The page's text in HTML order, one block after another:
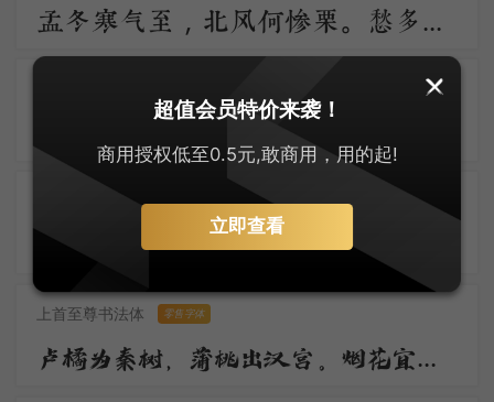
孟冬寒气至，北风何惨栗。愁多知夜长，仰观众星列。三五明月满，四五蟾兔缺。客从远方来，遗我一书札。上言长相思，下言久离别。置书怀袖中，三岁字不灭。一心抱区区，惧君不识察。
上首至尊书法体 零售字体
卢橘为秦树，蒲桃出汉宫。烟花宜落日，丝管醉春风。笛奏龙吟水，箫鸣凤下空。君王多乐事，还与万方同。
超值会员特价来袭！
商用授权低至0.5元,敢商用，用的起!
立即查看